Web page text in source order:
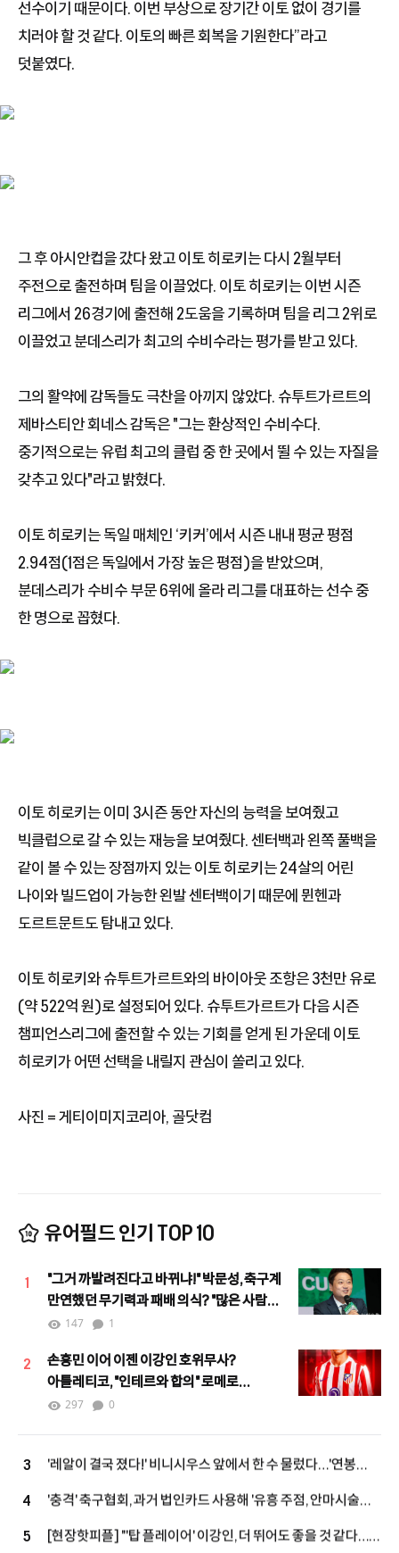
선수이기 때문이다. 이번 부상으로 장기간 이토 없이 경기를
치러야 할 것 같다. 이토의 빠른 회복을 기원한다”라고
덧붙였다.
그 후 아시안컵을 갔다 왔고 이토 히로키는 다시 2월부터
주전으로 출전하며 팀을 이끌었다. 이토 히로키는 이번 시즌
리그에서 26경기에 출전해 2도움을 기록하며 팀을 리그 2위로
이끌었고 분데스리가 최고의 수비수라는 평가를 받고 있다.
그의 활약에 감독들도 극찬을 아끼지 않았다. 슈투트가르트의
제바스티안 회네스 감독은 "그는 환상적인 수비수다.
중기적으로는 유럽 최고의 클럽 중 한 곳에서 뛸 수 있는 자질을
갖추고 있다"라고 밝혔다.
이토 히로키는 독일 매체인 ‘키커’에서 시즌 내내 평균 평점
2.94점(1점은 독일에서 가장 높은 평점)을 받았으며,
분데스리가 수비수 부문 6위에 올라 리그를 대표하는 선수 중
한 명으로 꼽혔다.
이토 히로키는 이미 3시즌 동안 자신의 능력을 보여줬고
빅클럽으로 갈 수 있는 재능을 보여줬다. 센터백과 왼쪽 풀백을
같이 볼 수 있는 장점까지 있는 이토 히로키는 24살의 어린
나이와 빌드업이 가능한 왼발 센터백이기 때문에 뮌헨과
도르트문트도 탐내고 있다.
이토 히로키와 슈투트가르트와의 바이아웃 조항은 3천만 유로
(약 522억 원)로 설정되어 있다. 슈투트가르트가 다음 시즌
챔피언스리그에 출전할 수 있는 기회를 얻게 된 가운데 이토
히로키가 어떤 선택을 내릴지 관심이 쏠리고 있다.
사진 = 게티이미지코리아, 골닷컴
유어필드 인기 TOP 10
1
"그거 까발려진다고 바뀌냐!" 박문성, 축구계
만연했던 무기력과 패배 의식? "많은 사람이
힘을 모으며 달라지고 있어"
147 1
2
손흥민 이어 이젠 이강인 호위무사?
아틀레티코, "인테르와 합의" 로메로
하이재킹 노린다!
297 0
3
'레알이 결국 졌다!' 비니시우스 앞에서 한 수 물렀다…'연봉
4
'충격' 축구협회, 과거 법인카드 사용해 '유흥 주점, 안마시술소,
5
[현장핫피플] "'탑 플레이어' 이강인, 더 뛰어도 좋을 것 같다…